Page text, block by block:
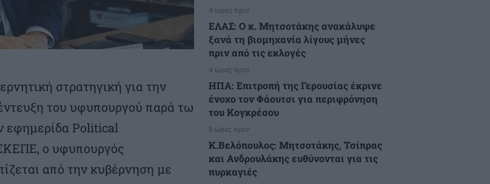
στρατηγική για την
του υφυπουργού παρά τω
εφημερίδα Political
ο υφυπουργός
από την κυβέρνηση με
4 ώρες πριν
ΕΛΑΣ: Ο κ. Μητσοτάκης ανακάλυψε
ξανά τη βιομηχανία λίγους μήνες
πριν από τις εκλογές
4 ώρες πριν
ΗΠΑ: Επιτροπή της Γερουσίας έκρινε
ένοχο τον Φάουτσι για περιφρόνηση
του Κογκρέσου
5 ώρες πριν
K.Βελόπουλος: Μητσοτάκης, Τσίπρας
και Ανδρουλάκης ευθύνονται για τις
πυρκαγιές